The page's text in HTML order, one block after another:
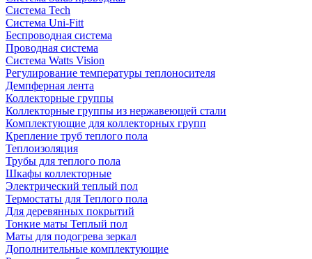
Система Tech
Система Uni-Fitt
Беспроводная система
Проводная система
Система Watts Vision
Регулирование температуры теплоносителя
Демпферная лента
Коллекторные группы
Коллекторные группы из нержавеющей стали
Комплектующие для коллекторных групп
Крепление труб теплого пола
Теплоизоляция
Трубы для теплого пола
Шкафы коллекторные
Электрический теплый пол
Термостаты для Теплого пола
Для деревянных покрытий
Тонкие маты Теплый пол
Маты для подогрева зеркал
Дополнительные комплектующие